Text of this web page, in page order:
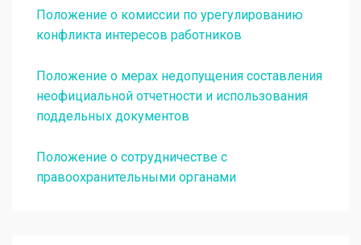
Положение о комиссии по урегулированию
конфликта интересов работников
Положение о мерах недопущения составления
неофициальной отчетности и использования
поддельных документов
Положение о сотрудничестве с
правоохранительными органами